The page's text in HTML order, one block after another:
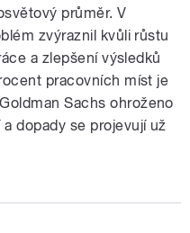
průměr. V
zvýraznil kvůli růstu
a zlepšení výsledků
pracovních míst je
Sachs ohroženo
dopady se projevují už